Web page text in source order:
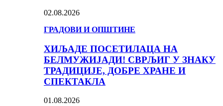
02.08.2026
ГРАДОВИ И ОПШТИНЕ
ХИЉАДЕ ПОСЕТИЛАЦА НА
БЕЛМУЖИЈАДИ! СВРЉИГ У ЗНАКУ
ТРАДИЦИЈЕ, ДОБРЕ ХРАНЕ И
СПЕКТАКЛА
01.08.2026